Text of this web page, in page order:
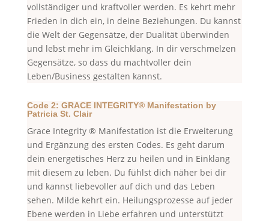
vollständiger und kraftvoller werden. Es kehrt mehr
Frieden in dich ein, in deine Beziehungen. Du kannst
die Welt der Gegensätze, der Dualität überwinden
und lebst mehr im Gleichklang. In dir verschmelzen
Gegensätze, so dass du machtvoller dein
Leben/Business gestalten kannst.
Code 2: GRACE INTEGRITY® Manifestation by
Patricia St. Clair
Grace Integrity ® Manifestation ist die Erweiterung
und Ergänzung des ersten Codes. Es geht darum
dein energetisches Herz zu heilen und in Einklang
mit diesem zu leben. Du fühlst dich näher bei dir
und kannst liebevoller auf dich und das Leben
sehen. Milde kehrt ein. Heilungsprozesse auf jeder
Ebene werden in Liebe erfahren und unterstützt